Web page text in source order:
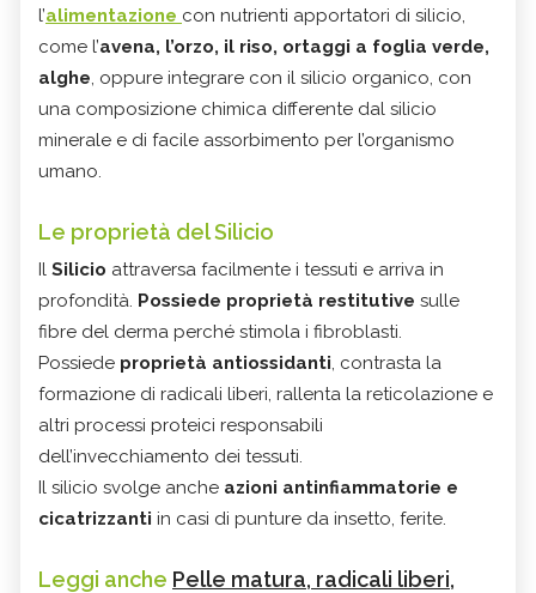
l’alimentazione con nutrienti apportatori di silicio,
come l’avena, l’orzo, il riso, ortaggi a foglia verde,
alghe, oppure integrare con il silicio organico, con
una composizione chimica differente dal silicio
minerale e di facile assorbimento per l’organismo
umano.
Le proprietà del Silicio
Il Silicio attraversa facilmente i tessuti e arriva in
profondità. Possiede proprietà restitutive sulle
fibre del derma perché stimola i fibroblasti.
Possiede proprietà antiossidanti, contrasta la
formazione di radicali liberi, rallenta la reticolazione e
altri processi proteici responsabili
dell’invecchiamento dei tessuti.
Il silicio svolge anche azioni antinfiammatorie e
cicatrizzanti in casi di punture da insetto, ferite.
Leggi anche Pelle matura, radicali liberi,